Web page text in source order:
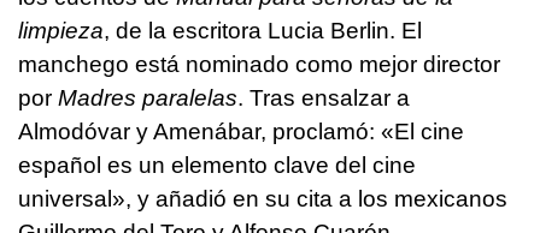
limpieza, de la escritora Lucia Berlin. El
manchego está nominado como mejor director
por Madres paralelas. Tras ensalzar a
Almodóvar y Amenábar, proclamó: «El cine
español es un elemento clave del cine
universal», y añadió en su cita a los mexicanos